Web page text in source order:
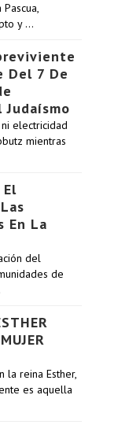
y …
Del 7 De
electricidad
mientras
El
En La
del
de
la reina Esther,
es aquella